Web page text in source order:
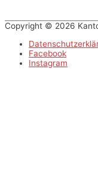
Copyright © 2026
Facebook
Instagram